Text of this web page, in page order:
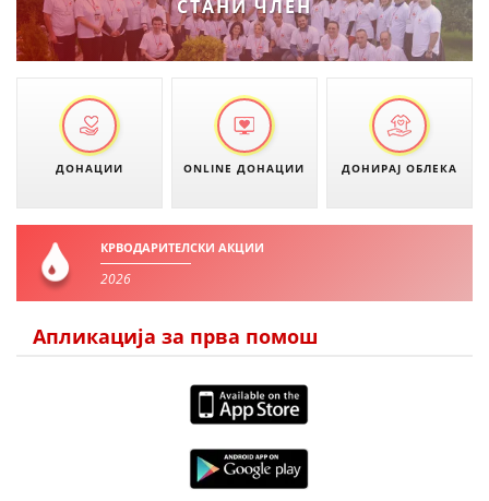
ПРИРАЧНИЦИ
СТРАТЕГИИ
ЕДУКАТИВНО ИНФОРМАТИВНИ МАТЕРИЈАЛИ
ПОСТЕРИ
СТАНИ ЧЛЕН
ДОНАЦИИ ONLINE ДОНАЦИИ ДОНИРАЈ ОБЛЕКА
КРВОДАРИТЕЛСКИ АКЦИИ
2026
Апликација за прва помош